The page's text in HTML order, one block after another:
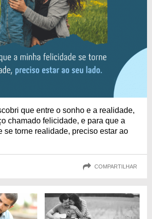
que entre o sonho e a realidade,
chamado felicidade, e para que a
se torne realidade, preciso estar ao
COMPARTILHAR